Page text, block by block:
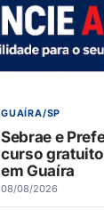
GUAÍRA/SP
Sebrae e
curso
em Guaíra
08/08/2026